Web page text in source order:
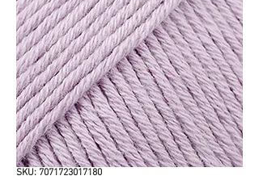
SKU: 7071723017180